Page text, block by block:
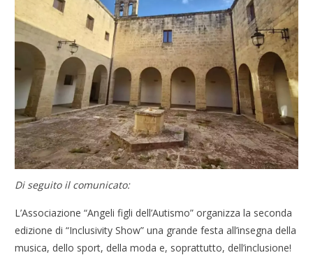
Di seguito il comunicato:
L’Associazione “Angeli figli dell’Autismo” organizza la seconda
edizione di “Inclusivity Show” una grande festa all’insegna della
musica, dello sport, della moda e, soprattutto, dell’inclusione!